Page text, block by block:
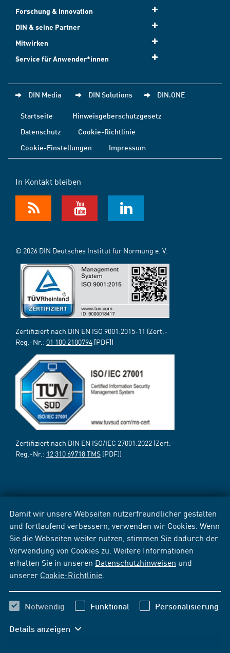
Damit wir unsere Webseiten nutzerfreundlicher gestalten
und fortlaufend verbessern, verwenden wir Cookies. Wenn
Sie die Webseiten weiter nutzen, stimmen Sie dadurch der
Verwendung von Cookies zu. Weitere Informationen
erhalten Sie in unseren Datenschutzhinweisen und
unserer Cookie-Richtlinie
Notwendig Funktional Personalisierung
Details anzeigen
Forschung & Innovation
DIN & seine Partner
Mitwirken
Service für Anwender*innen
DIN Media DIN Solutions DIN.ONE
Startseite
Hinweisgeberschutzgesetz
Datenschutz
Cookie-Richtlinie
Cookie-Einstellungen
Impressum
In Kontakt bleiben
© 2026 DIN Deutsches Institut für Normung e. V.
Zertifiziert nach DIN EN ISO 9001:2015-11 (Zert.-
Reg.-Nr.: 01 100 2100794 [PDF])
Zertifiziert nach DIN EN ISO/IEC 27001:2022 (Zert.-
Reg.-Nr.: 12 310 69718 TMS [PDF])